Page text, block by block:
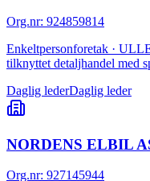
Org.nr: 924859814
Enkeltpersonforetak ·
tilknyttet detaljhandel med
Daglig lederDaglig leder
NORDENS ELBIL
Org.nr: 927145944